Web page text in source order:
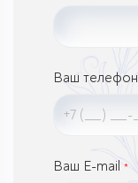
Ваш телефон
Ваш E-mail *